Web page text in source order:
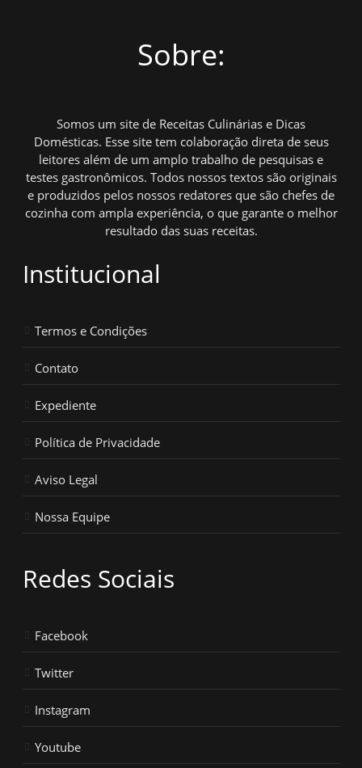
Sobre:
Somos um site de Receitas Culinárias e Dicas
Domésticas. Esse site tem colaboração direta de seus
leitores além de um amplo trabalho de pesquisas e
testes gastronômicos. Todos nossos textos são originais
e produzidos pelos nossos redatores que são chefes de
cozinha com ampla experiência, o que garante o melhor
resultado das suas receitas.
Institucional
Termos e Condições
Contato
Expediente
Política de Privacidade
Aviso Legal
Nossa Equipe
Redes Sociais
Facebook
Twitter
Instagram
Youtube